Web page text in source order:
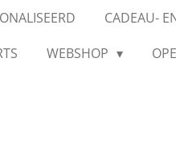
CADEAU-
WEBSHOP